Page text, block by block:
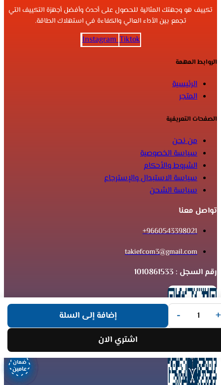
ضمان
عامين
ضمان
عامين
ضمان
عامين
ضمان
عامين
ضمان
عامين
ضمان
عامين
ضمان
عامين
ضمان
عامين
تكييف هو وجهتك المثالية للحصول على أحدث وأفضل أجهزة التكييف التي
تجمع بين الأداء العالي والكفاءة في استهلاك الطاقة.
Instagram Tiktok
الروابط المهمة
الرئيسية
المتجر
الصفحات التعريفية
من نحن
سياسة الخصوصية
الشروط والأحكام
سياسة الاستبدال والإسترجاع
سياسة الشحن
تواصل معنا
9660543398021+
takiefcom3@gmail.com
رقم السجل : 1010861533
+
-
إضافة إلى السلة
اشتري الان